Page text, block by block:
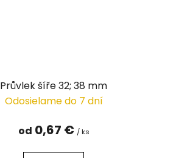
Průvlek šíře 32; 38 mm
Odosielame do 7 dní
od 0,67 € / ks